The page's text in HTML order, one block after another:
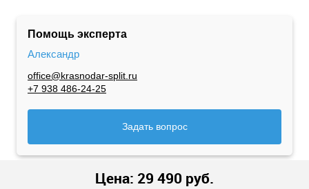
Помощь эксперта
Александр
office@krasnodar-split.ru
+7 938 486-24-25
Задать вопрос
Цена: 29 490 руб.